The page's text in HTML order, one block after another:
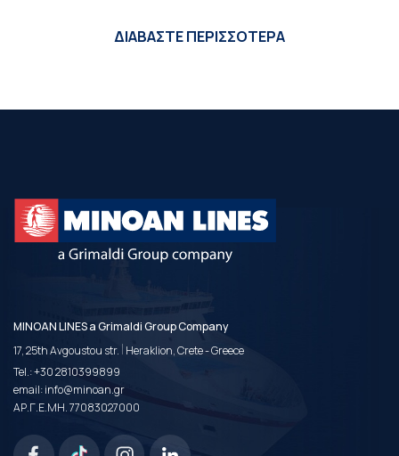
ΔΙΑΒΑΣΤΕ ΠΕΡΙΣΣΟΤΕΡΑ
MINOAN LINES a Grimaldi Group Company
17, 25th Avgoustou str. | Heraklion, Crete - Greece
Tel.:+30 2810399899
email:info@minoan.gr
ΑΡ.Γ.Ε.ΜΗ. 77083027000